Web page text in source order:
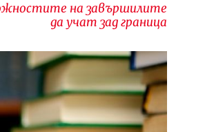
на завършилите
да учат зад граница